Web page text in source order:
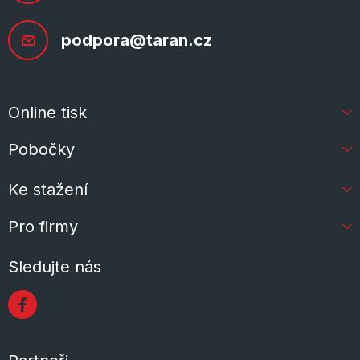
podpora@taran.cz
Online tisk
Pobočky
Ke stažení
Pro firmy
Sledujte nás